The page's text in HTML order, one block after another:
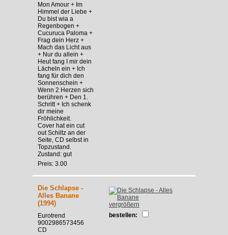
Mon Amour + Im
Himmel der Liebe +
Du bist wia a
Regenbogen +
Cucuruca Paloma +
Frag dein Herz +
Mach das Licht aus
+ Nur du allein +
Heut fang I mir dein
Lächeln ein + Ich
fang für dich den
Sonnenschein +
Wenn 2 Herzen sich
berühren + Den 1.
Schritt + Ich schenk
dir meine
Fröhlichkeit.
Cover hat ein cut
out Schiltz an der
Seite, CD selbst in
Topzustand.
Zustand: gut
Preis: 3.00
Die Schlapse -
Alles Banane
(1994)
Eurotrend
9002986573456
CD
vergrößern
bestellen: